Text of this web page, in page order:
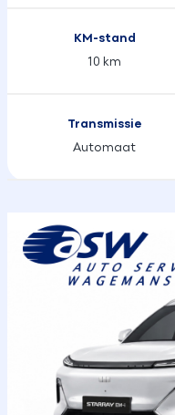
KM-stand
10 km
Transmissie
Automaat